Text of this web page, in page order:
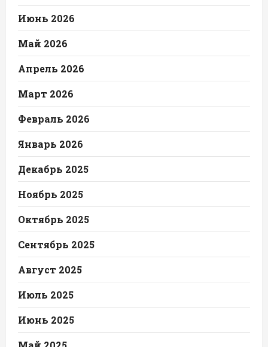
Июнь 2026
Май 2026
Апрель 2026
Март 2026
Февраль 2026
Январь 2026
Декабрь 2025
Ноябрь 2025
Октябрь 2025
Сентябрь 2025
Август 2025
Июль 2025
Июнь 2025